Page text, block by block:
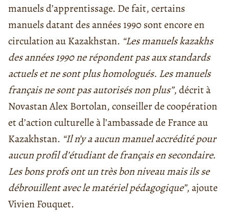
manuels d’apprentissage. De fait, certains
manuels datant des années 1990 sont encore en
circulation au Kazakhstan. “Les manuels kazakhs
des années 1990 ne répondent pas aux standards
actuels et ne sont plus homologués. Les manuels
français ne sont pas autorisés non plus”, décrit à
Novastan Alex Bortolan, conseiller de coopération
et d’action culturelle à l’ambassade de France au
Kazakhstan. “Il n’y a aucun manuel accrédité pour
aucun profil d’étudiant de français en secondaire.
Les bons profs ont un très bon niveau mais ils se
débrouillent avec le matériel pédagogique”, ajoute
Vivien Fouquet.